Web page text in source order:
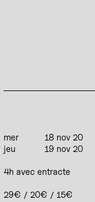
mer 18 nov 20
jeu
19 nov 20
4h avec entracte
29€ / 20€ / 15€